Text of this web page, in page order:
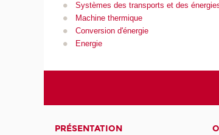
Systèmes des transports et des
Machine thermique
Conversion d'énergie
Energie
PRÉSENTATION